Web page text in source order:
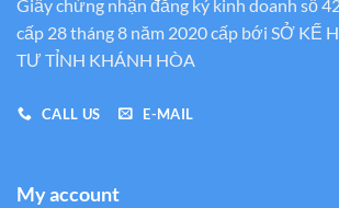
Giấy chứng nhận đăng ký kinh doanh số
cấp 28 tháng 8 năm 2020 cấp bới SỞ KẾ
TƯ TỈNH KHÁNH HÒA
CALL US E-MAIL
My account